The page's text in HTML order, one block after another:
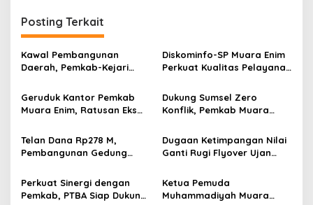
a
s
i
o
Posting Terkait
Kawal Pembangunan
Daerah, Pemkab-Kejari
Pendampingan Hukum
Diskominfo-SP Muara Enim
Perkuat Kualitas Pelayanan
LAPOR dan PPID
Geruduk Kantor Pemkab
Muara Enim, Ratusan Eks
Perusahaan Lunasi Hak
Pekerja
Dukung Sumsel Zero
Konflik, Pemkab Muara
Cegah Intoleransi dan
Radikalisme
Telan Dana Rp278 M,
Pembangunan Gedung
Rabain Muara Enim Ditunda
Dugaan Ketimpangan Nilai
Ganti Rugi Flyover Ujan
Muara Enim Turun Verifikasi
Perkuat Sinergi dengan
Pemkab, PTBA Siap Dukung
Ketua Pemuda
Muhammadiyah Muara